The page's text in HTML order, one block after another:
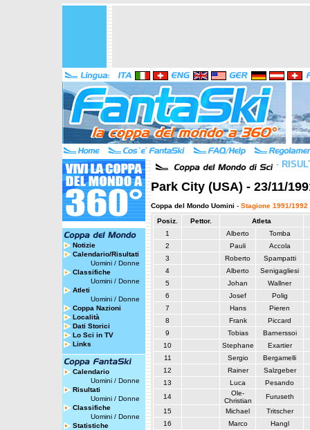
Notizie
Calendario/Risultati
Uomini / Donne
Classifiche
Uomini / Donne
Atleti
Uomini / Donne
Coppa Nazioni
Località
Dati Storici
Lo Sci in TV
Links
Calendario
Uomini / Donne
Risultati
Uomini / Donne
Classifiche
Uomini / Donne
Statistiche
-
Park City (USA) - 23/11/
Coppa del Mondo Uomini - Stagione 1991/1992
Posiz. Pettor.
Atleta
1
Alberto
Tomba
2
Pauli
Accola
3
Roberto
Spampatti
4
Alberto
Senigagliesi
5
Johan
Wallner
6
Josef
Polig
7
Hans
Pieren
8
Frank
Piccard
9
Tobias
Barnerssoi
10
Stephane
Exartier
11
Sergio
Bergamelli
12
Rainer
Salzgeber
13
Luca
Pesando
14
Ole-
Christian
Furuseth
15
Michael
Tritscher
16
Marco
Hangl